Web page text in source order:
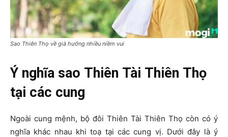
Sao Thiên Thọ về già hưởng nhiều niềm vui
Ý nghĩa sao Thiên Tài Thiên Thọ
tại các cung
Ngoài cung mệnh, bộ đôi Thiên Tài Thiên Thọ còn có ý
nghĩa khác nhau khi toạ tại các cung vị. Dưới đây là ý